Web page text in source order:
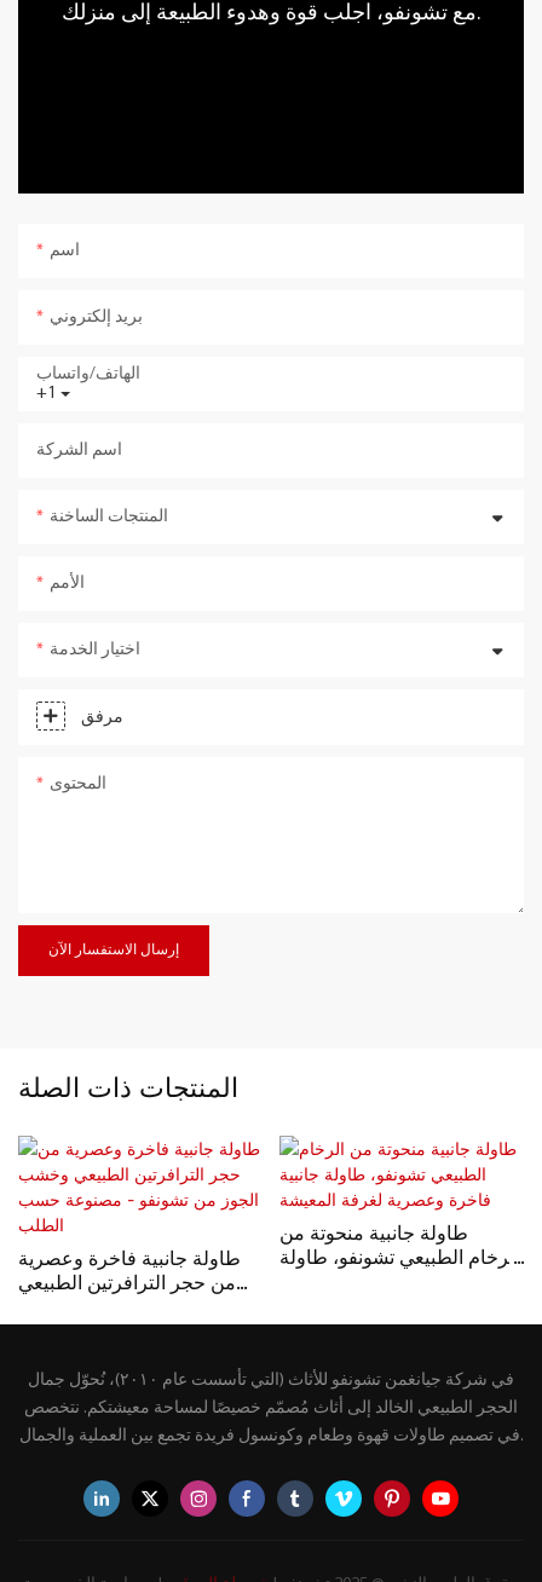
مع تشونفو، اجلب قوة وهدوء الطبيعة إلى منزلك.
اسم
بريد إلكتروني
+1
الهاتف/واتساب
اسم الشركة
المنتجات الساخنة
الأمم
اختيار الخدمة
مرفق
المحتوى
إرسال الاستفسار الآن
المنتجات ذات الصلة
طاولة جانبية فاخرة وعصرية
من حجر الترافرتين الطبيعي
طاولة جانبية منحوتة من
الرخام الطبيعي تشونفو، طاولة
في شركة جيانغمن تشونفو للأثاث (التي تأسست عام ٢٠١٠)، نُحوّل جمال
الحجر الطبيعي الخالد إلى أثاث مُصمّم خصيصًا لمساحة معيشتكم. نتخصص
في تصميم طاولات قهوة وطعام وكونسول فريدة تجمع بين العملية والجمال.